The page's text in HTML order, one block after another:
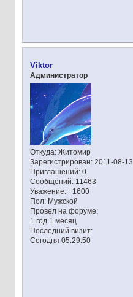
Viktor
Администратор
Откуда:Житомир
Зарегистрирован: 2011-08-13
Приглашений:0
Сообщений:11463
Уважение: +1600
Пол:Мужской
Провел на форуме:
1 год 1 месяц
Последний визит:
Сегодня 05:29:50